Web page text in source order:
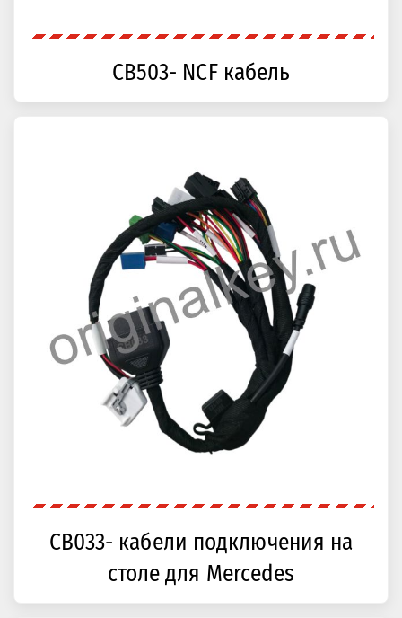
CB503- NCF кабель
CB033- кабели подключения на
столе для Mercedes